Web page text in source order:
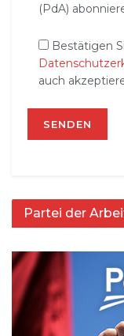
(PdA)
Bestätigen
auch
Partei der